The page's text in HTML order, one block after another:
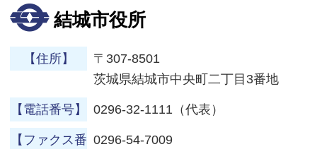
結城市役所
【住所】
〒307-8501
茨城県結城市中央町二丁目3番地
【電話番号】 0296-32-1111（代表）
【ファクス番 0296-54-7009